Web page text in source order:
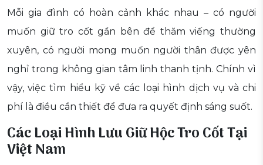
Mỗi gia đình có hoàn cảnh khác nhau – có người
muốn giữ tro cốt gần bên để thăm viếng thường
xuyên, có người mong muốn người thân được yên
nghỉ trong không gian tâm linh thanh tịnh. Chính vì
vậy, việc tìm hiểu kỹ về các loại hình dịch vụ và chi
phí là điều cần thiết để đưa ra quyết định sáng suốt.
Các Loại Hình Lưu Giữ Hộc Tro Cốt Tại
Việt Nam